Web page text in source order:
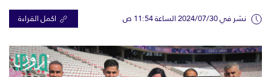
نشر في 2024/07/30 الساعة 11:54 ص اكمل القراءة